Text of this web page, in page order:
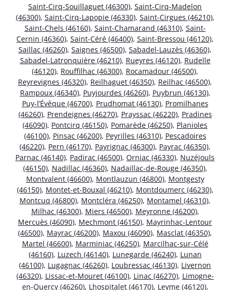
Saint-Cirq-Souillaguet (46300), Saint-Cirq-Madelon
(46300), Saint-Cirq-Lapopie (46330), Saint-Cirgues (46210),
Saint-Chels (46160), Saint-Chamarand (46310), Saint-
Cernin (46360), Saint-Céré (46400), Saint-Bressou (46120),
Saillac (46260), Saignes (46500), Sabadel-Lauzès (46360),
Sabadel-Latronquière (46210), Rueyres (46120), Rudelle
(46120), Rouffilhac (46300), Rocamadour (46500),
Reyrevignes (46320), Reilhaguet (46350), Reilhac (46500),
Rampoux (46340), Puyjourdes (46260), Puybrun (46130),
Puy-l’Évêque (46700), Prudhomat (46130), Promilhanes
(46260), Prendeignes (46270), Prayssac (46220), Pradines
(46090), Pontcirq (46150), Pomarède (46250), Planioles
(46100), Pinsac (46200), Peyrilles (46310), Pescadoires
(46220), Pern (46170), Payrignac (46300), Payrac (46350),
Parnac (46140), Padirac (46500), Orniac (46330), Nuzéjouls
(46150), Nadillac (46360), Nadaillac-de-Rouge (46350),
Montvalent (46600), Montlauzun (46800), Montgesty
(46150), Montet-et-Bouxal (46210), Montdoumerc (46230),
Montcuq (46800), Montcléra (46250), Montamel (46310),
Milhac (46300), Miers (46500), Meyronne (46200),
Mercuès (46090), Mechmont (46150), Mayrinhac-Lentour
(46500), Mayrac (46200), Maxou (46090), Masclat (46350),
Martel (46600), Marminiac (46250), Marcilhac-sur-Célé
(46160), Luzech (46140), Lunegarde (46240), Lunan
(46100), Lugagnac (46260), Loubressac (46130), Livernon
(46320), Lissac-et-Mouret (46100), Linac (46270), Limogne-
en-Quercy (46260), Lhospitalet (46170), Leyme (46120),